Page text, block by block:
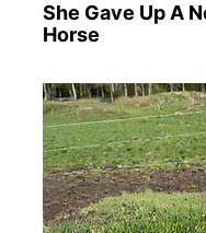
She Gave Up A
Horse